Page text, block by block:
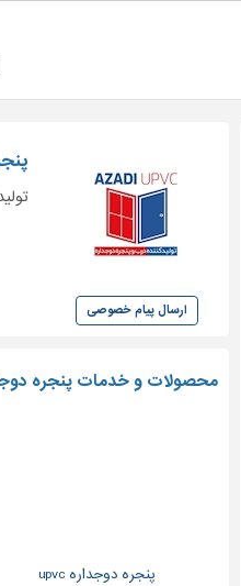
ارسال پیام خصوصی
محصولات و خدمات پنجره
پنجره دوجداره upvc